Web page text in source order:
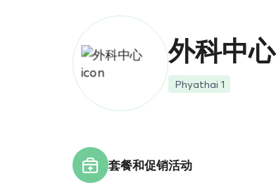
关于我们
医院分院
外科中心
Phyathai 1
套餐和促销活动